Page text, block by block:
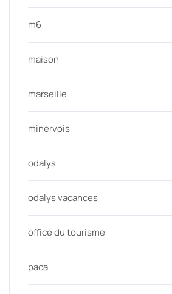
m6
maison
marseille
minervois
odalys
odalys vacances
office du tourisme
paca